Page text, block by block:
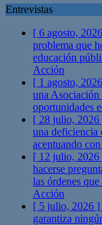
Entrevistas
[ 6 agosto,
problema que
educación
Acción
[ 1 agosto,
una
oportunidades
[ 28 julio, 2026
una deficiencia
acentuando
[ 12 julio, 2026
hacerse
las órdenes
Acción
[ 5 julio, 2026 ]
garantiza